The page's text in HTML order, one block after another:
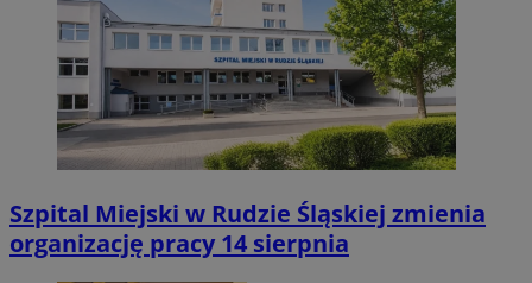
Szpital Miejski w Rudzie Śląskiej zmienia
organizację pracy 14 sierpnia